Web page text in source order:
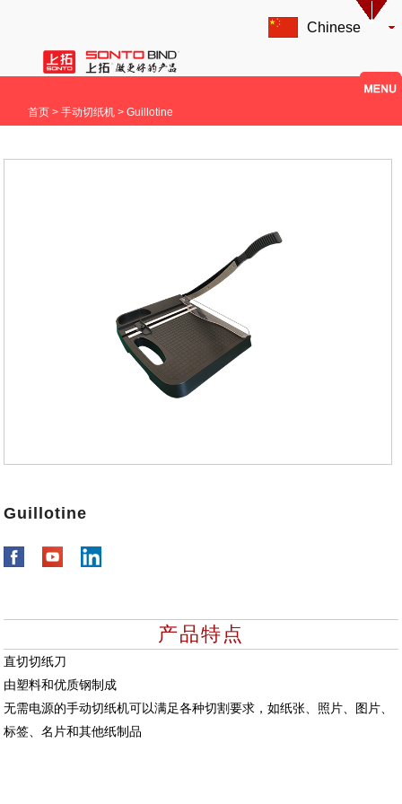
Chinese
首页 > 手动切纸机 > Guillotine
Guillotine
产品特点
直切切纸刀
由塑料和优质钢制成
无需电源的手动切纸机可以满足各种切割要求，如纸张、照片、图片、
标签、名片和其他纸制品